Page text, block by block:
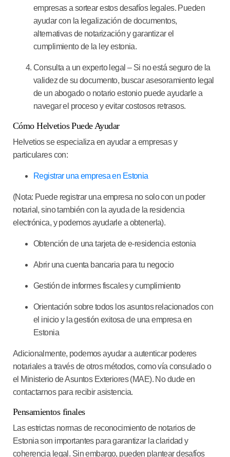
empresas a sortear estos desafíos legales. Pueden
ayudar con la legalización de documentos,
alternativas de notarización y garantizar el
cumplimiento de la ley estonia.
Consulta a un experto legal – Si no está seguro de la
validez de su documento, buscar asesoramiento legal
de un abogado o notario estonio puede ayudarle a
navegar el proceso y evitar costosos retrasos.
Cómo Helvetios Puede Ayudar
Helvetios se especializa en ayudar a empresas y
particulares con:
Registrar una empresa en Estonia
(Nota: Puede registrar una empresa no solo con un poder
notarial, sino también con la ayuda de la residencia
electrónica, y podemos ayudarle a obtenerla).
Obtención de una tarjeta de e-residencia estonia
Abrir una cuenta bancaria para tu negocio
Gestión de informes fiscales y cumplimiento
Orientación sobre todos los asuntos relacionados con
el inicio y la gestión exitosa de una empresa en
Estonia
Adicionalmente, podemos ayudar a autenticar poderes
notariales a través de otros métodos, como vía consulado o
el Ministerio de Asuntos Exteriores (MAE). No dude en
contactarnos para recibir asistencia.
Pensamientos finales
Las estrictas normas de reconocimiento de notarios de
Estonia son importantes para garantizar la claridad y
coherencia legal. Sin embargo, pueden plantear desafíos